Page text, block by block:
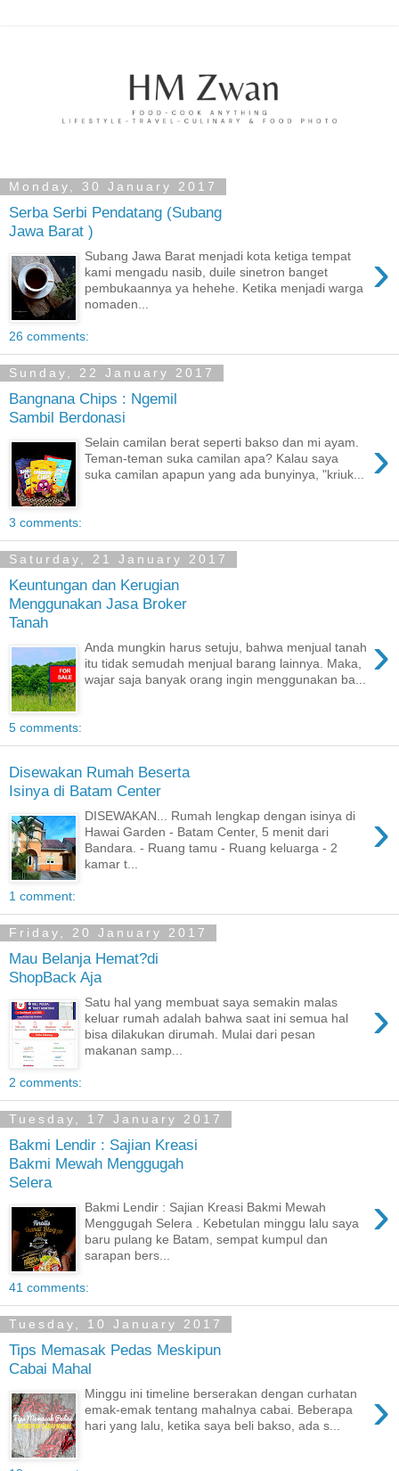
Monday, 30 January 2017
Serba Serbi Pendatang (Subang
Jawa Barat )
›
Subang Jawa Barat menjadi kota ketiga tempat
kami mengadu nasib, duile sinetron banget
pembukaannya ya hehehe. Ketika menjadi warga
nomaden...
26 comments:
Sunday, 22 January 2017
Bangnana Chips : Ngemil
Sambil Berdonasi
›
Selain camilan berat seperti bakso dan mi ayam.
Teman-teman suka camilan apa? Kalau saya
suka camilan apapun yang ada bunyinya, "kriuk...
3 comments:
Saturday, 21 January 2017
Keuntungan dan Kerugian
Menggunakan Jasa Broker
Tanah
›
Anda mungkin harus setuju, bahwa menjual tanah
itu tidak semudah menjual barang lainnya. Maka,
wajar saja banyak orang ingin menggunakan ba...
5 comments:
Disewakan Rumah Beserta
Isinya di Batam Center
›
DISEWAKAN... Rumah lengkap dengan isinya di
Hawai Garden - Batam Center, 5 menit dari
Bandara. - Ruang tamu - Ruang keluarga - 2
kamar t...
1 comment:
Friday, 20 January 2017
Mau Belanja Hemat?di
ShopBack Aja
›
Satu hal yang membuat saya semakin malas
keluar rumah adalah bahwa saat ini semua hal
bisa dilakukan dirumah. Mulai dari pesan
makanan samp...
2 comments:
Tuesday, 17 January 2017
Bakmi Lendir : Sajian Kreasi
Bakmi Mewah Menggugah
Selera
›
Bakmi Lendir : Sajian Kreasi Bakmi Mewah
Menggugah Selera . Kebetulan minggu lalu saya
baru pulang ke Batam, sempat kumpul dan
sarapan bers...
41 comments:
Tuesday, 10 January 2017
Tips Memasak Pedas Meskipun
Cabai Mahal
›
Minggu ini timeline berserakan dengan curhatan
emak-emak tentang mahalnya cabai. Beberapa
hari yang lalu, ketika saya beli bakso, ada s...